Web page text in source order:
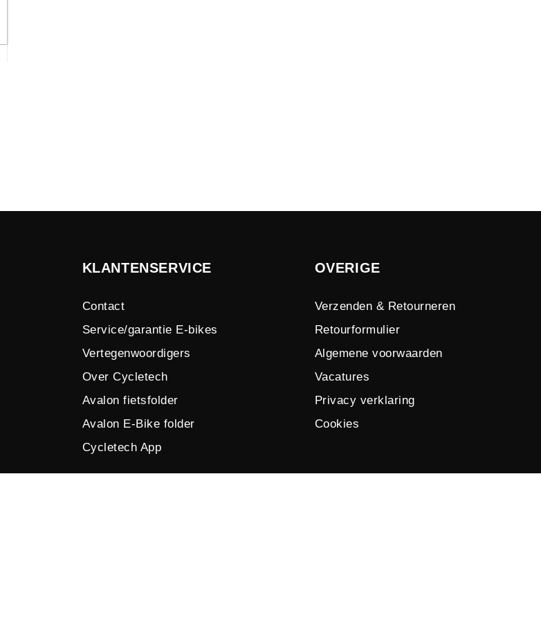
KLANTENSERVICE
Contact
Service/garantie E-bikes
Vertegenwoordigers
Over Cycletech
Avalon fietsfolder
Avalon E-Bike folder
Cycletech App
OVERIGE
Verzenden & Retourneren
Retourformulier
Algemene voorwaarden
Vacatures
Privacy verklaring
Cookies